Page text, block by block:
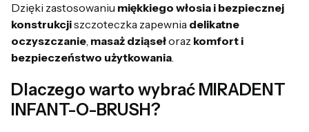
Dzięki zastosowaniu miękkiego włosia i bezpiecznej
konstrukcjiszczoteczka zapewnia delikatne
oczyszczanie, masaż dziąsełoraz komfort i
bezpieczeństwo użytkowania.
Dlaczego warto wybrać MIRADENT
INFANT-O-BRUSH?